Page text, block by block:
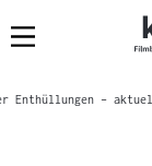
Navigation
zum
zur
amEnthüllungen –